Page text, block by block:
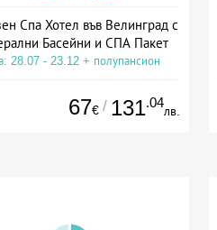
Спа Хотел във Велинград с
Басейни и СПА Пакет
28.07 - 23.12 + полупансион
67€ / 131.04
лв.